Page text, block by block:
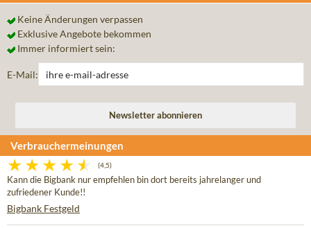
Keine Änderungen verpassen
Exklusive Angebote bekommen
Immer informiert sein:
E-Mail:
Verbrauchermeinungen
(4,5)
Kann die Bigbank nur empfehlen bin dort bereits jahrelanger und
zufriedener Kunde!!
Bigbank Festgeld